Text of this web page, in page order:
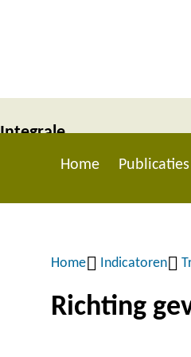
de
inhoud
Integrale
Circulaire
Economie
(ICER) -
Home Publicaties
Kruimelpad
Home Indicatoren
Richting